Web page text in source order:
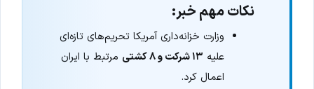
نکات مهم خبر:
وزارت خزانه‌داری آمریکا تحریم‌های تازه‌ای
علیه ۱۳ شرکت و ۸ کشتی
مرتبط با ایران
اعمال کرد.